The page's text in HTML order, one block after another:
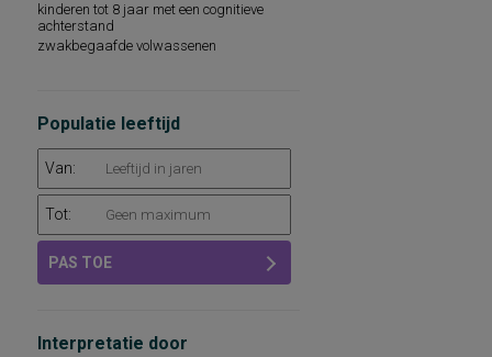
kinderen tot 8 jaar met een cognitieve
achterstand
zwakbegaafde volwassenen
Populatie leeftijd
Van:
Tot:
PAS TOE
Interpretatie door